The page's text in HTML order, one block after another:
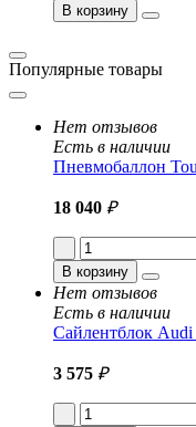
В корзину
Популярные товары
Нет отзывов
Есть в наличии
Пневмобаллон
18 040 ₽
В корзину
Нет отзывов
Есть в наличии
Сайлентблок
3 575 ₽